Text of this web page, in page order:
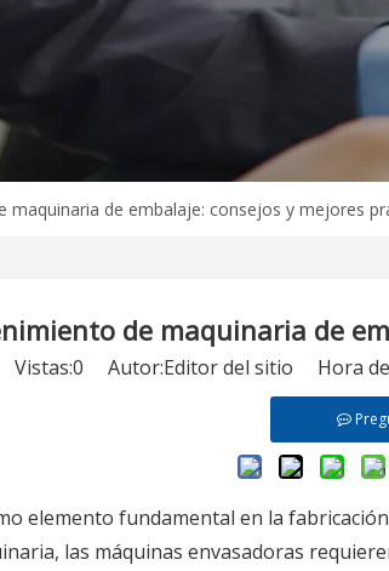
maquinaria de embalaje: consejos y mejores
de maquinaria de
Vistas:0 Autor:Editor del sitio Hora
elemento fundamental en la
las máquinas envasadoras